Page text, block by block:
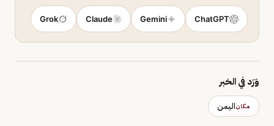
ChatGPT
Gemini
Claude
Grok
وَرَد في الخبر
مكاناليمن